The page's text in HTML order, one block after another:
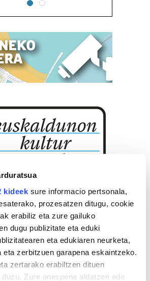
kideek sure informacio pertsonala,
prozesatzen ditugu, cookie
erabiliz eta zure gailuko
dugu publizitate eta eduki
eta edukiaren neurketa,
zerbitzuen garapena eskaintzeko.
zertarako erabiltzen dituen
Zure onespena aldatzen edo